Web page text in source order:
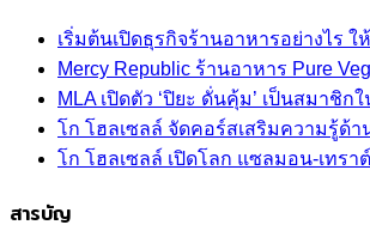
เริ่มต้นเปิดธุรกิจร้านอาหารอย่างไร
Mercy Republic ร้านอาหาร Pure
MLA เปิดตัว ‘ปิยะ ดั่นคุ้ม’ เป็นสมาชิก
โก โฮลเซลล์ จัดคอร์สเสริมความรู้ด้
โก โฮลเซลล์ เปิดโลก แซลมอน-เทร
สารบัญ